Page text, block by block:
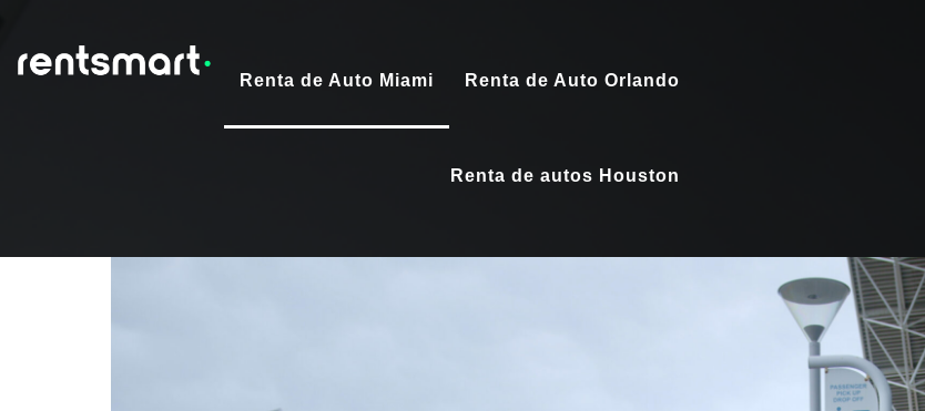
Renta de Auto Miami Renta de Auto Orlando
Renta de autos Houston